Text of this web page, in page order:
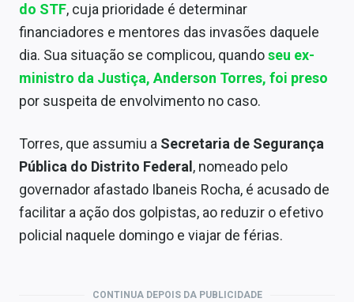
do STF, cuja prioridade é determinar
financiadores e mentores das invasões daquele
dia. Sua situação se complicou, quandoseu ex-
ministro da Justiça,Anderson Torres, foi preso
por suspeita de envolvimento no caso.
Torres, que assumiu a Secretaria de Segurança
Pública do Distrito Federal , nomeado pelo
governador afastado Ibaneis Rocha, é acusado de
facilitar a ação dos golpistas, ao reduzir o efetivo
policial naquele domingo e viajar de férias.
CONTINUA DEPOIS DA PUBLICIDADE